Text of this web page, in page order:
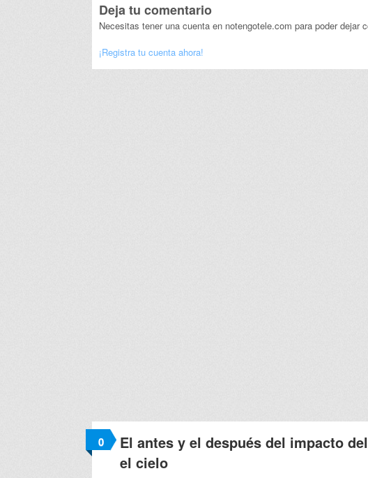
Deja tu comentario
Necesitas tener una cuenta en notengotele.com para poder dejar
¡Registra tu cuenta ahora!
0
El antes y el después del impacto
el cielo